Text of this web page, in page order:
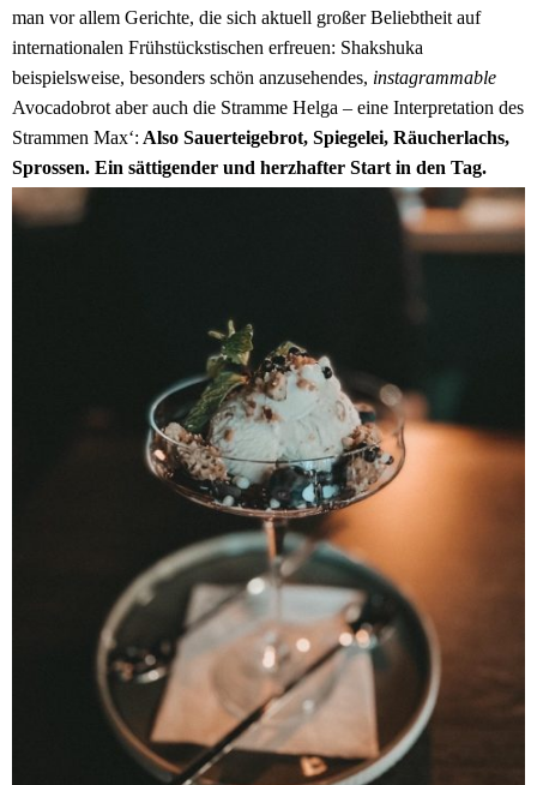
man vor allem Gerichte, die sich aktuell großer Beliebtheit auf
internationalen Frühstückstischen erfreuen: Shakshuka
beispielsweise, besonders schön anzusehendes, instagrammable
Avocadobrot aber auch die Stramme Helga – eine Interpretation des
Strammen Max‘: Also Sauerteigebrot, Spiegelei, Räucherlachs,
Sprossen. Ein sättigender und herzhafter Start in den Tag.